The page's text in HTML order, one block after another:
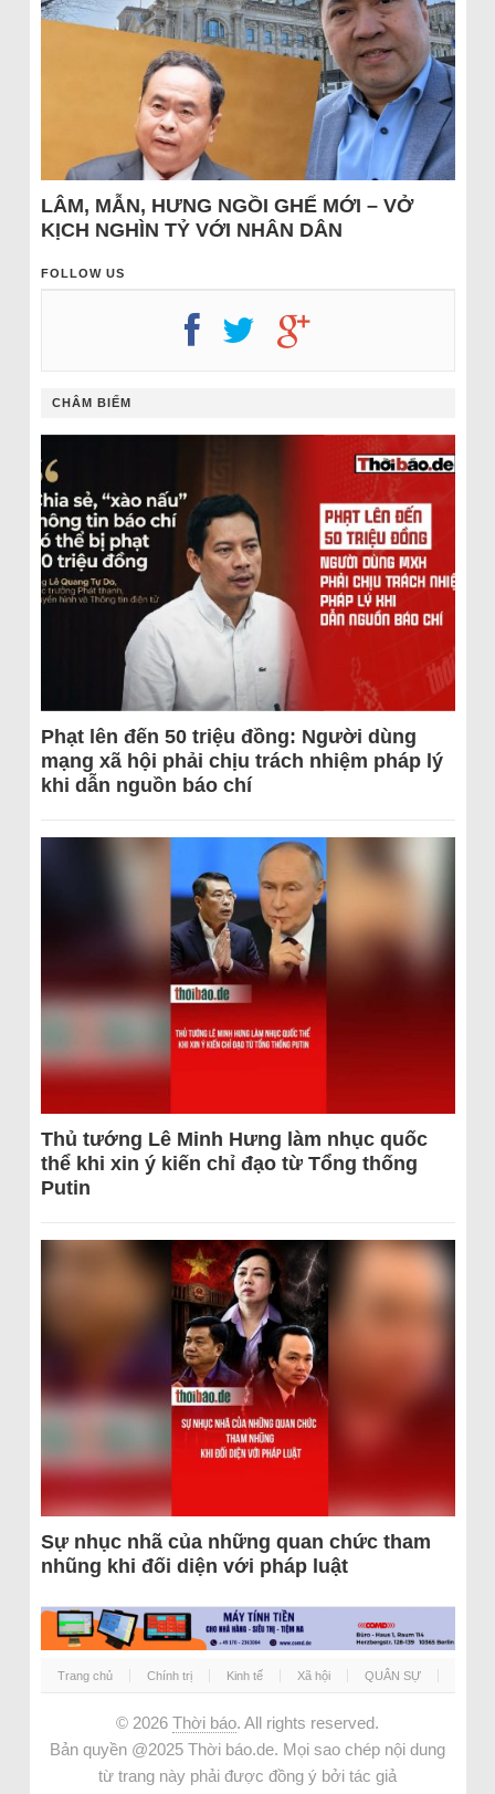
LÂM, MẪN, HƯNG NGỒI GHẾ MỚI – VỞ
KỊCH NGHÌN TỶ VỚI NHÂN DÂN
FOLLOW US
CHÂM BIẾM
Phạt lên đến 50 triệu đồng: Người dùng
mạng xã hội phải chịu trách nhiệm pháp lý
khi dẫn nguồn báo chí
Thủ tướng Lê Minh Hưng làm nhục quốc
thể khi xin ý kiến chỉ đạo từ Tổng thống
Putin
Sự nhục nhã của những quan chức tham
nhũng khi đối diện với pháp luật
Trang chủ Chính trị Kinh tế Xã hội QUÂN SỰ
© 2026 Thời báo. All rights reserved.
Bản quyền @2025 Thời báo.de. Mọi sao chép nội dung
từ trang này phải được đồng ý bởi tác giả